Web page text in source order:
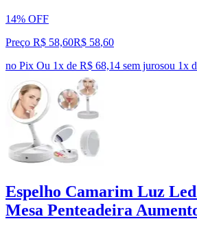
14% OFF
Preço R$ 58,60R$ 58,60
no Pix Ou 1x de R$ 68,14 sem jurosou 1x
Espelho Camarim Luz
Mesa Penteadeira